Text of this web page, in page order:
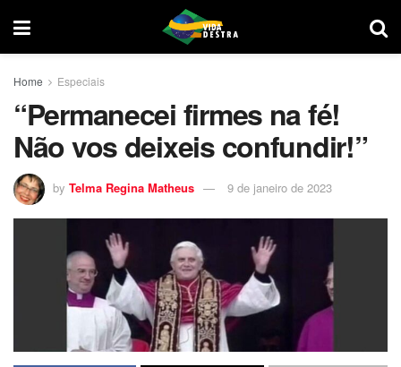
Home Especiais
“Permanecei firmes na fé!
Não vos deixeis confundir!”
by Telma Regina Matheus 9 de janeiro de 2023